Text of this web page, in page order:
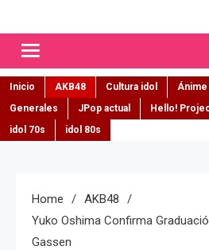
Inicio AKB48 Cultura idol
Generales
JPop actual Hello!
idol 70s
idol 80s
Home
AKB48
Yuko Oshima Confirma
Gassen